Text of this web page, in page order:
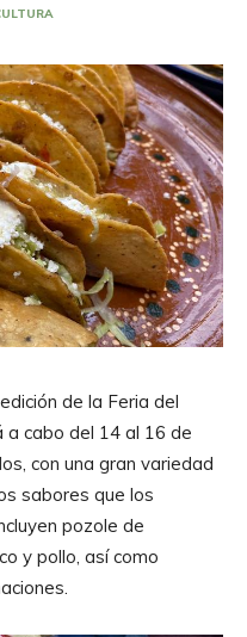
de la Feria del
a cabo del 14 al 16 de
con una gran variedad
sabores que los
pozole de
y pollo, así como